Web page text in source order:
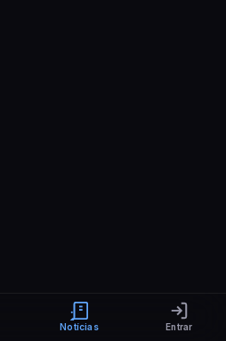
Notícias Entrar